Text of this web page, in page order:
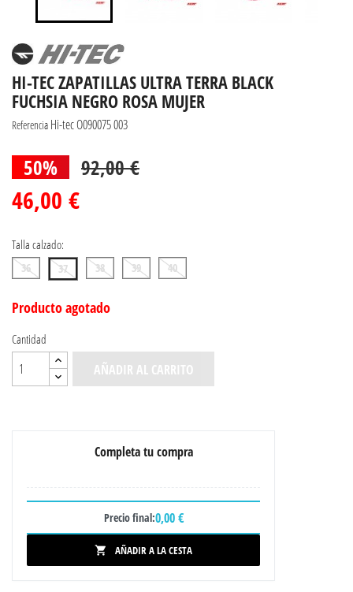
HI-TEC ZAPATILLAS ULTRA TERRA BLACK
FUCHSIA NEGRO ROSA MUJER
Referencia Hi-tec O090075 003
50% 92,00 €
46,00 €
Talla calzado:
36 37 38 39 40
Producto agotado
Cantidad
AÑADIR AL CARRITO
Completa tu compra
Precio final:0,00 €
 AÑADIR A LA CESTA